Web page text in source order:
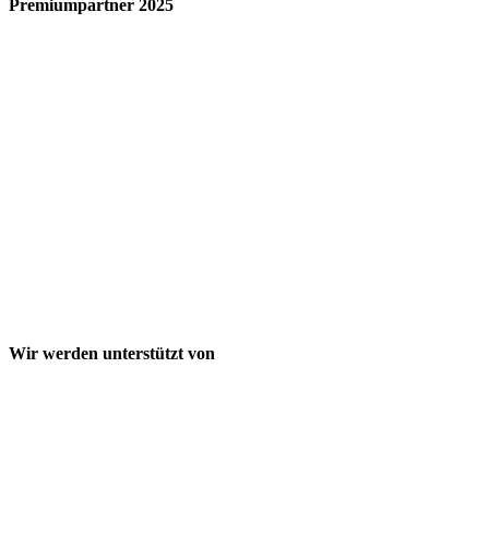
Premiumpartner 2025
Wir werden unterstützt von